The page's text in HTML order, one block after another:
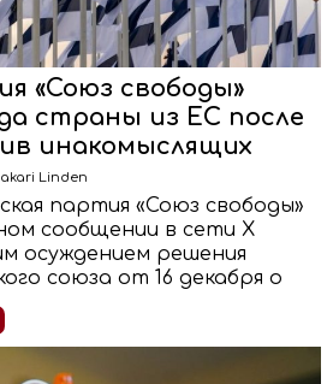
«Союз свободы»
страны из ЕС после
инакомыслящих
Linden
партия «Союз свободы»
сообщении в сети Х
осуждением решения
союза от 16 декабря о